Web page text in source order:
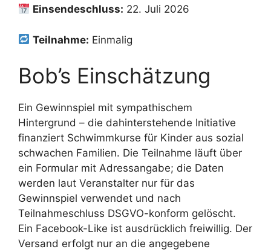
Einsendeschluss: 22. Juli 2026
Teilnahme: Einmalig
Bob’s Einschätzung
Ein Gewinnspiel mit sympathischem
Hintergrund – die dahinterstehende Initiative
finanziert Schwimmkurse für Kinder aus sozial
schwachen Familien. Die Teilnahme läuft über
ein Formular mit Adressangabe; die Daten
werden laut Veranstalter nur für das
Gewinnspiel verwendet und nach
Teilnahmeschluss DSGVO-konform gelöscht.
Ein Facebook-Like ist ausdrücklich freiwillig. Der
Versand erfolgt nur an die angegebene